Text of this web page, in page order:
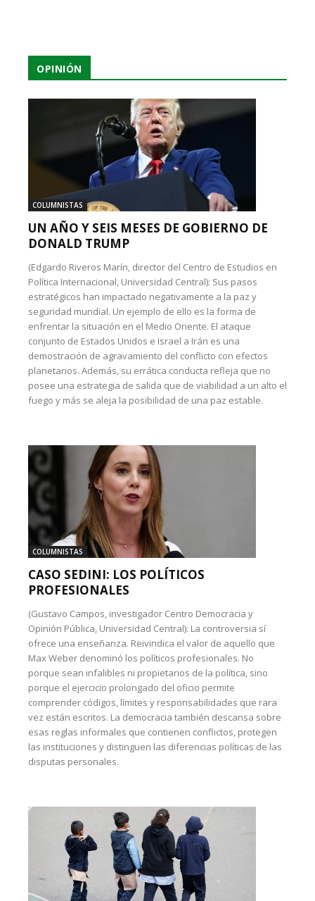
OPINIÓN
COLUMNISTAS
UN AÑO Y SEIS MESES DE GOBIERNO DE
DONALD TRUMP
(Edgardo Riveros Marín, director del Centro de Estudios en
Política Internacional, Universidad Central): Sus pasos
estratégicos han impactado negativamente a la paz y
seguridad mundial. Un ejemplo de ello es la forma de
enfrentar la situación en el Medio Oriente. El ataque
conjunto de Estados Unidos e Israel a Irán es una
demostración de agravamiento del conflicto con efectos
planetarios. Además, su errática conducta refleja que no
posee una estrategia de salida que de viabilidad a un alto el
fuego y más se aleja la posibilidad de una paz estable.
COLUMNISTAS
CASO SEDINI: LOS POLÍTICOS
PROFESIONALES
(Gustavo Campos, investigador Centro Democracia y
Opinión Pública, Universidad Central): La controversia sí
ofrece una enseñanza. Reivindica el valor de aquello que
Max Weber denominó los políticos profesionales. No
porque sean infalibles ni propietarios de la política, sino
porque el ejercicio prolongado del oficio permite
comprender códigos, límites y responsabilidades que rara
vez están escritos. La democracia también descansa sobre
esas reglas informales que contienen conflictos, protegen
las instituciones y distinguen las diferencias políticas de las
disputas personales.